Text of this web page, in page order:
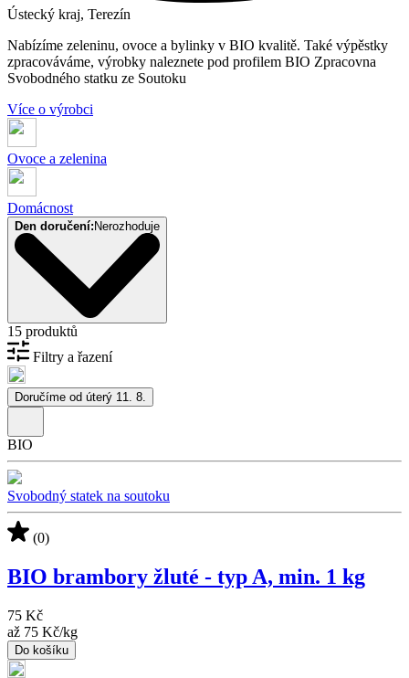
Ústecký kraj, Terezín
Nabízíme zeleninu, ovoce a bylinky v BIO kvalitě. Také výpěstky
zpracováváme, výrobky naleznete pod profilem BIO Zpracovna
Svobodného statku ze Soutoku
Více o výrobci
Ovoce a zelenina
Domácnost
Den doručení: Nerozhoduje
15 produktů
Filtry a řazení
Doručíme od úterý 11. 8.
BIO
Svobodný statek na soutoku
(0)
BIO brambory žluté - typ A, min. 1 kg
75 Kč
až 75 Kč/kg
Do košíku